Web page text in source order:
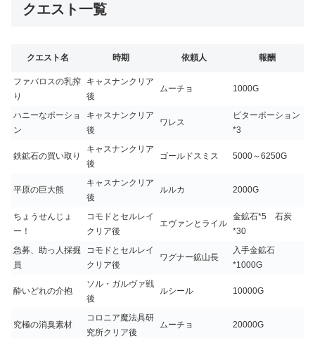
クエスト一覧
クエスト名 時期 依頼人 報酬
ファバロスの乳搾
り
キャスナンクリア
後
ムーチョ 1000G
ハニーなポーショ
ン
キャスナンクリア
後
ワレス
ビターポーション
*3
鉄鉱石の買い取り
キャスナンクリア
後
ゴールドスミス 5000～6250G
平原の巨大熊
キャスナンクリア
後
ルルカ 2000G
ちょうせんじょ
ー！
コモドとセルレイ
クリア後
エヴァンとライル
金鉱石*5 石炭
*30
急募、助っ人採掘
員
コモドとセルレイ
クリア後
ワグナー鉱山長
入手金鉱石
*1000G
酔いどれの介抱
ソル・ガルヴァ戦
後
ルシール 10000G
究極の消臭素材
コロニア魔法具研
究所クリア後
ムーチョ 20000G